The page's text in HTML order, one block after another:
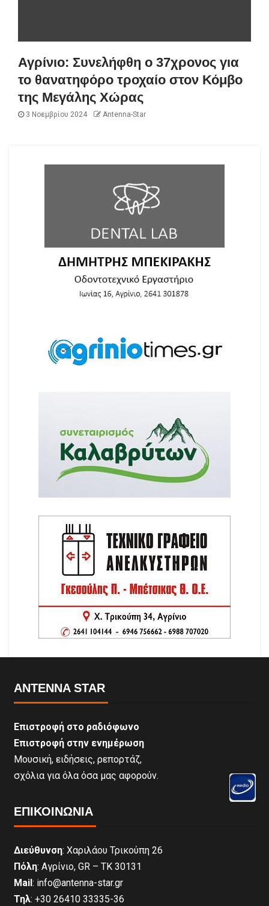
Αγρίνιο: Συνελήφθη ο 37χρονος για
το θανατηφόρο τροχαίο στον Κόμβο
της Μεγάλης Χώρας
3 Νοεμβρίου 2024 Antenna-Star
ANTENNA STAR
Επιστροφή στο ραδιόφωνο
Επιστροφή στην ενημέρωση
Μουσική, ειδήσεις, ρεπορτάζ,
σχόλια για όλα όσα μας αφορούν.
ΕΠΙΚΟΙΝΩΝΊΑ
Διεύθυνση: Χαριλάου Τρικούπη 26
Πόλη: Αγρίνιο, GR – ΤΚ 30131
Mail: info@antenna-star.gr
Τηλ: +30 26410 33335-36